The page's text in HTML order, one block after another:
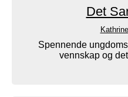
Det
Spennende
vennskap og